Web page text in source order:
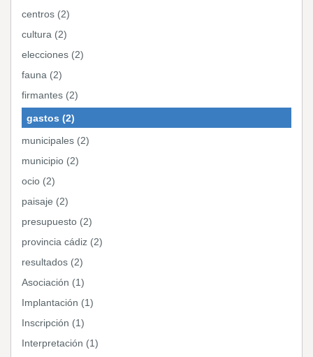
centros (2)
cultura (2)
elecciones (2)
fauna (2)
firmantes (2)
gastos (2)
municipales (2)
municipio (2)
ocio (2)
paisaje (2)
presupuesto (2)
provincia cádiz (2)
resultados (2)
Asociación (1)
Implantación (1)
Inscripción (1)
Interpretación (1)